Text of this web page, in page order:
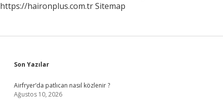
https://haironplus.com.trSitemap
Sidebar
Son Yazılar
Airfryer’da patlıcan nasıl közlenir ?
Ağustos 10, 2026